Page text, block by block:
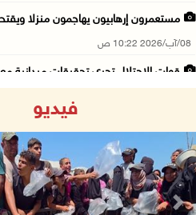
مستعمرون إرهابيون يهاجمون منزلا
08/آب/2026 10:22 ص
قوات الاحتلال تجري تحقيقات ميدانية
08/آب/2026 10:10 ص
الاحتلال ينصب حاجزا عسكريا في نعلين
08/آب/2026 09:38 ص
فيديو
Next